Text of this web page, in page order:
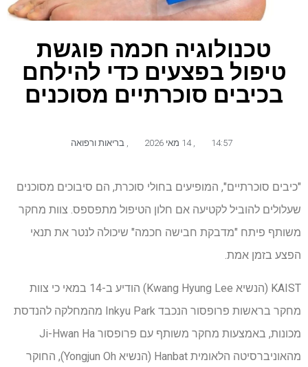
טכנולוגיה חכמה פוגשת
טיפול בפצעים כדי להילחם
בכיבים סוכרתיים מסוכנים
14:57 14 מאי 2026 בריאות ורפואה
"כיבים סוכרתיים", המופיעים בחולי סוכרת, הם סיבוכים מסוכנים
שעלולים להוביל לקטיעה אם חלון הטיפול מתפספס. צוות מחקר
משותף פיתח "מדבקת חבישה חכמה" שיכולה לנטר את תנאי
הפצע בזמן אמת.
KAIST (הנשיא Kwang Hyung Lee) הודיע ב-14 במאי כי צוות
מחקר בראשות פרופסור הנכבד Inkyu Park מהמחלקה להנדסת
מכונות, באמצעות מחקר משותף עם פרופסור Ji-Hwan Ha
מהאוניברסיטה הלאומית Hanbat (הנשיא Yongjun Oh), החוקר